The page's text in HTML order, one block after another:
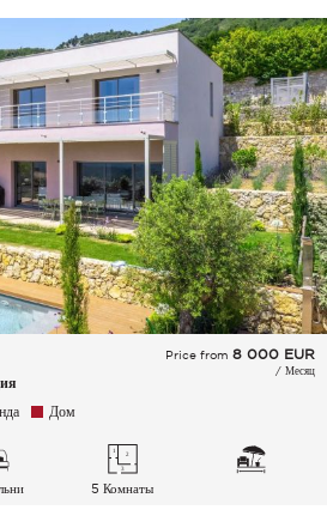
Price from 8 000 EUR
/ Месяц
Дом
5 Комнаты